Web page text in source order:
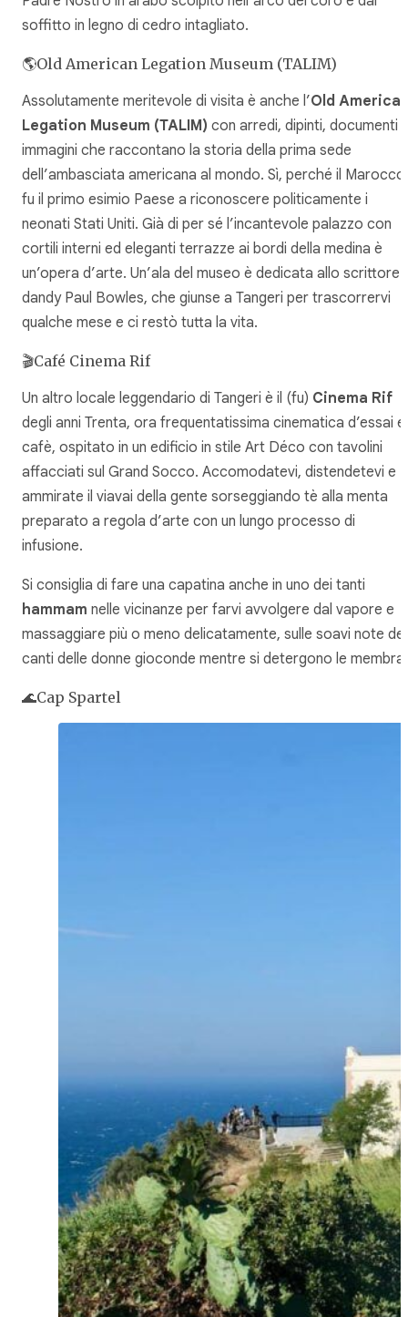
soffitto in legno di cedro intagliato.
🌎Old American Legation Museum (TALIM)
Assolutamente meritevole di visita è anche l’Old
Legation Museum (TALIM) con arredi, dipinti, documenti
immagini che raccontano la storia della prima sede
dell’ambasciata americana al mondo. Sì, perché il Marocco
fu il primo esimio Paese a riconoscere politicamente i
neonati Stati Uniti. Già di per sé l’incantevole palazzo con
cortili interni ed eleganti terrazze ai bordi della medina è
un’opera d’arte. Un’ala del museo è dedicata allo scrittore
dandy Paul Bowles, che giunse a Tangeri per trascorrervi
qualche mese e ci restò tutta la vita.
🎬Café Cinema Rif
Un altro locale leggendario di Tangeri è il (fu) Cinema Rif
degli anni Trenta, ora frequentatissima cinematica d’essai e
cafè, ospitato in un edificio in stile Art Déco con tavolini
affacciati sul Grand Socco. Accomodatevi, distendetevi e
ammirate il viavai della gente sorseggiando tè alla menta
preparato a regola d’arte con un lungo processo di
infusione.
Si consiglia di fare una capatina anche in uno dei tanti
hammam nelle vicinanze per farvi avvolgere dal vapore e
massaggiare più o meno delicatamente, sulle soavi note dei
canti delle donne gioconde mentre si detergono le membra.
🌊Cap Spartel